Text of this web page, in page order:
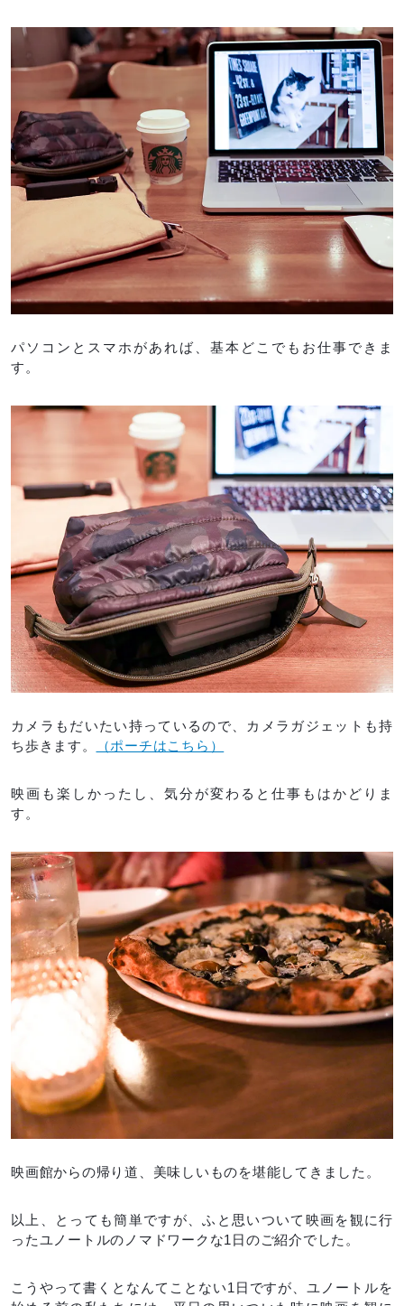
パソコンとスマホがあれば、基本どこでもお仕事できま
す。
カメラもだいたい持っているので、カメラガジェットも持
ち歩きます。
（ポーチはこちら）
映画も楽しかったし、気分が変わると仕事もはかどりま
す。
映画館からの帰り道、美味しいものを堪能してきました。
以上、とっても簡単ですが、ふと思いついて映画を観に行
ったユノートルのノマドワークな1日のご紹介でした。
こうやって書くとなんてことない1日ですが、ユノートルを